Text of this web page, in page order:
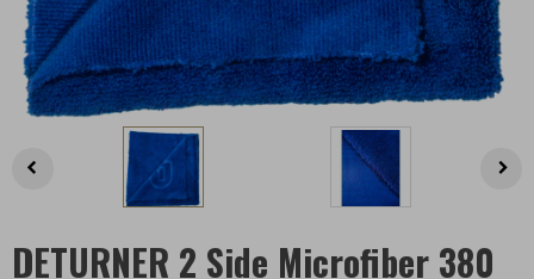
DETURNER 2 Side Microfiber 380